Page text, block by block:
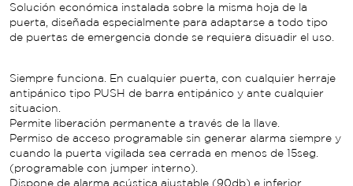
Solución económica instalada sobre la misma hoja de la
puerta, diseñada especialmente para adaptarse a todo tipo
de puertas de emergencia donde se requiera disuadir el uso.
Siempre funciona. En cualquier puerta, con cualquier herraje
antipánico tipo PUSH de barra entipánico y ante cualquier
situacion.
Permite liberación permanente a través de la llave.
Permiso de acceso programable sin generar alarma siempre y
cuando la puerta vigilada sea cerrada en menos de 15seg.
(programable con jumper interno).
Dispone de alarma acústica ajustable (90db) e inferior